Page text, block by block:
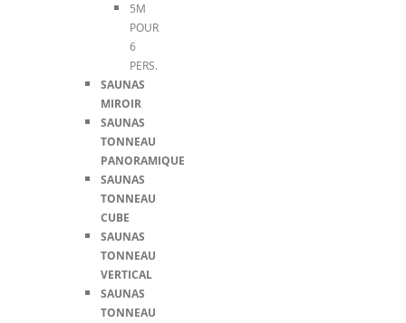
5M
POUR
6
PERS.
SAUNAS
MIROIR
SAUNAS
TONNEAU
PANORAMIQUE
SAUNAS
TONNEAU
CUBE
SAUNAS
TONNEAU
VERTICAL
SAUNAS
TONNEAU